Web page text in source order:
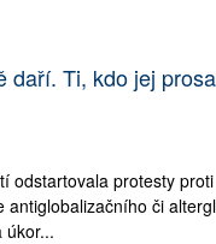
daří. Ti, kdo jej
odstartovala protesty
či
úkor...